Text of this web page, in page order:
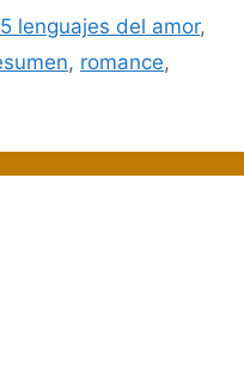
lenguajes del amor,
, romance,